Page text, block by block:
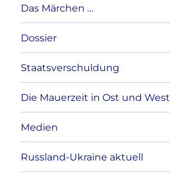
Das Märchen …
Dossier
Staatsverschuldung
Die Mauerzeit in Ost und West
Medien
Russland-Ukraine aktuell